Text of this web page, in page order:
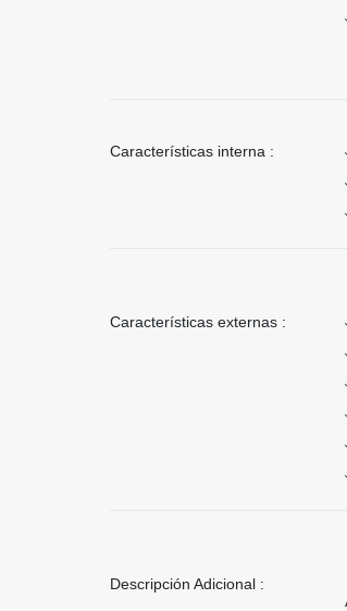
Características interna :
Características externas :
Descripción Adicional :